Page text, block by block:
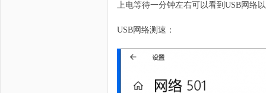
上电等待一分钟左右可以看到USB网络
USB网络测速：